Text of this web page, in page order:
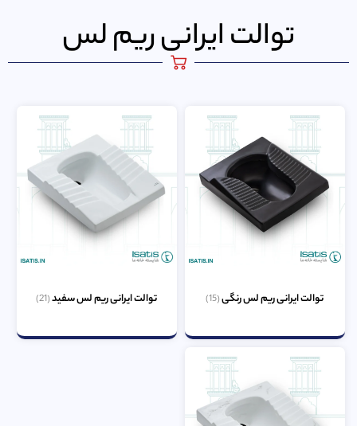
توالت ایرانی ریم لس
توالت ایرانی ریم لس رنگی(15) توالت ایرانی ریم لس سفید(21)